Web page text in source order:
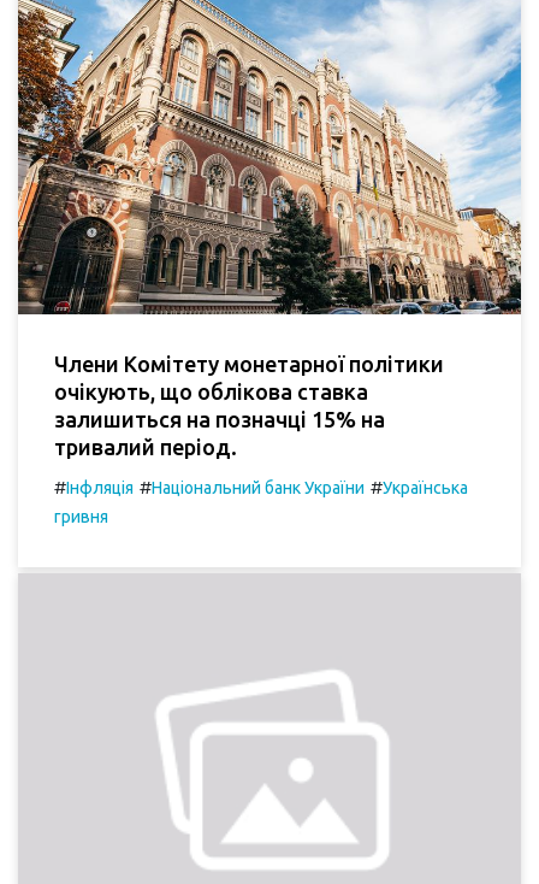
Члени Комітету монетарної політики
очікують, що облікова ставка
залишиться на позначці 15% на
тривалий період.
#Інфляція #Національний банк України #Українська
гривня